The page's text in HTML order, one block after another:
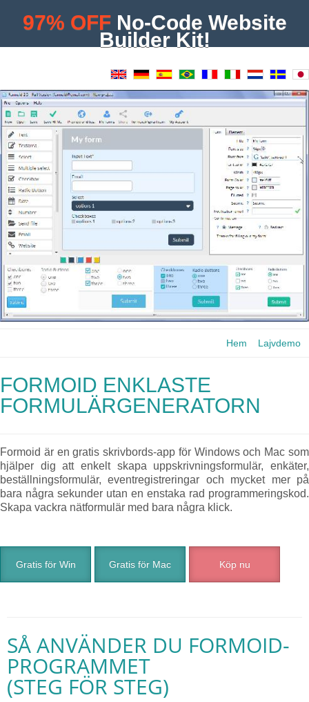
Hem Lajvdemo
FORMOID ENKLASTE
FORMULÄRGENERATORN
Formoid är en gratis skrivbords-app för Windows och Mac som
hjälper dig att enkelt skapa uppskrivningsformulär, enkäter,
beställningsformulär, eventregistreringar och mycket mer på
bara några sekunder utan en enstaka rad programmeringskod.
Skapa vackra nätformulär med bara några klick.
Gratis för Win Gratis för Mac Köp nu
SÅ ANVÄNDER DU FORMOID-
PROGRAMMET
(STEG FÖR STEG)
97% OFF No-Code Website
Builder Kit!